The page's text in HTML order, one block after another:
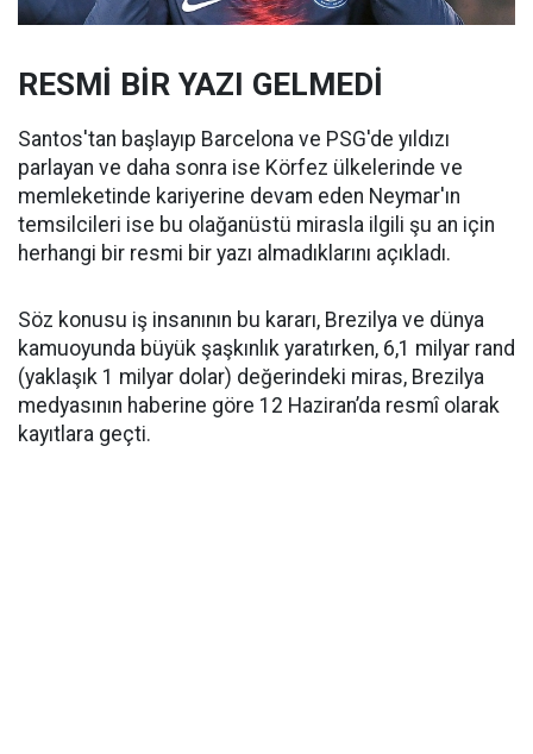
RESMİ BİR YAZI GELMEDİ
Santos'tan başlayıp Barcelona ve PSG'de yıldızı
parlayan ve daha sonra ise Körfez ülkelerinde ve
memleketinde kariyerine devam eden Neymar'ın
temsilcileri ise bu olağanüstü mirasla ilgili şu an için
herhangi bir resmi bir yazı almadıklarını açıkladı.
Söz konusu iş insanının bu kararı, Brezilya ve dünya
kamuoyunda büyük şaşkınlık yaratırken, 6,1 milyar rand
(yaklaşık 1 milyar dolar) değerindeki miras, Brezilya
medyasının haberine göre 12 Haziran’da resmî olarak
kayıtlara geçti.